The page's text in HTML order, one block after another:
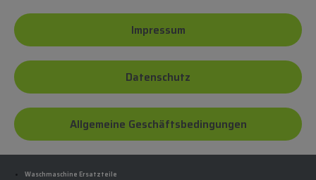
Impressum
Datenschutz
Allgemeine Geschäftsbedingungen
Waschmaschine Ersatzteile